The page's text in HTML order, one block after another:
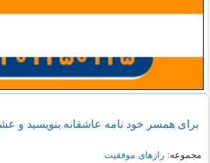
برای همسر خود نامه عاشقانه بنویسید و عشق
مجموعه:رازهای موفقیت